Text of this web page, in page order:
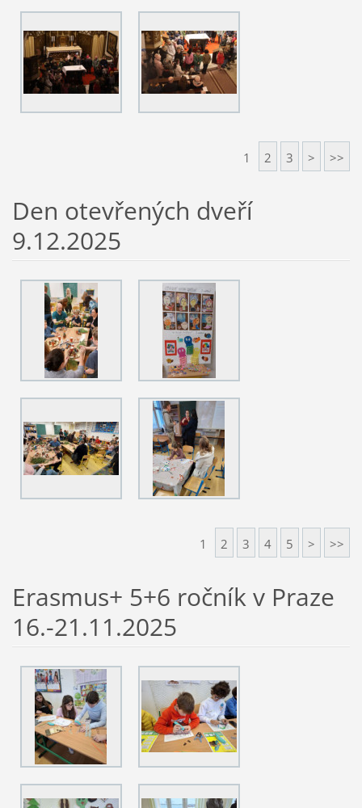
1 2 3 > >>
Den otevřených dveří
9.12.2025
1 2 3 4 5 > >>
Erasmus+ 5+6 ročník v Praze
16.-21.11.2025